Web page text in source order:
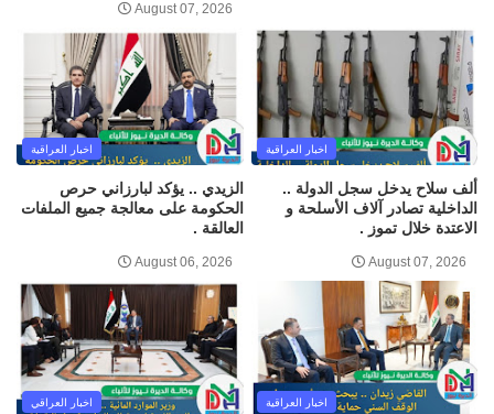
August 07, 2026
اخبار العراقية
ألف سلاح يدخل سجل الدولة ..
الداخلية تصادر آلاف الأسلحة و
الاعتدة خلال تموز .
August 07, 2026
اخبار العراقية
الزيدي .. يؤكد لبارزاني حرص
الحكومة على معالجة جميع الملفات
العالقة .
August 06, 2026
اخبار العراقية اخبار العراقي